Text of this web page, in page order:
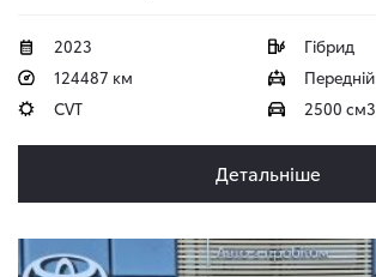
2023
124487 км
CVT
Гібрид
Передній
2500 см3
Детальніше